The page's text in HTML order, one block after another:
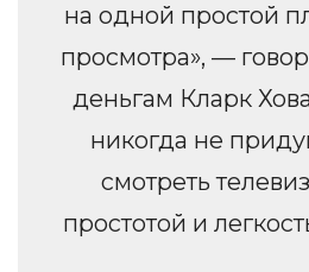
на одной простой
просмотра», —
деньгам Кларк
никогда не
смотреть
простотой и